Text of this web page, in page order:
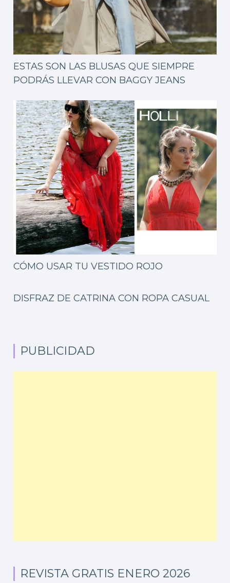
ESTAS SON LAS BLUSAS QUE SIEMPRE
PODRÁS LLEVAR CON BAGGY JEANS
CÓMO USAR TU VESTIDO ROJO
DISFRAZ DE CATRINA CON ROPA CASUAL
PUBLICIDAD
REVISTA GRATIS ENERO 2026